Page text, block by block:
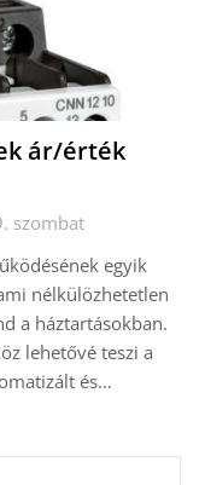
ár/érték
szombat
egyik
nélkülözhetetlen
a háztartásokban.
lehetővé teszi a
és…